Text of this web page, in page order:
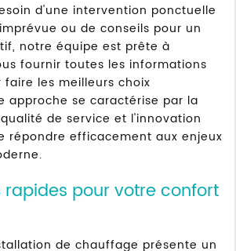
d'une intervention ponctuelle
ou de conseils pour un
notre équipe est prête à
fournir toutes les informations
faire les meilleurs choix
approche se caractérise par la
de service et l'innovation
répondre efficacement aux enjeux
rapides pour votre confort
de chauffage présente un